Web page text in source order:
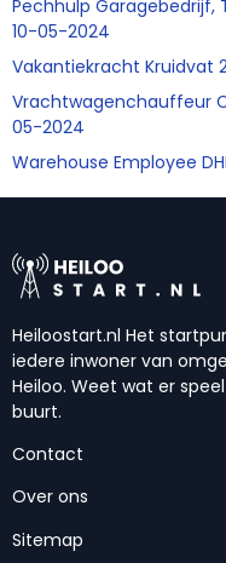
Pechhulp Garagebedrijf,
10-05-2024
Vakantiekracht Kruidvat
Vrachtwagenchauffeur
05-2024
Warehouse Employee
Heiloostart.nl Het
iedere inwoner van
Heiloo. Weet wat er
buurt.
Contact
Over ons
Sitemap